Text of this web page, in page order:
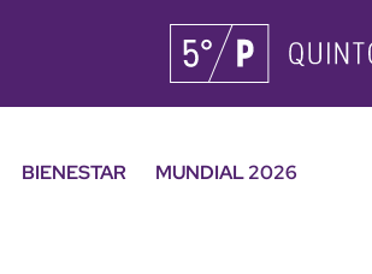
BIENESTAR
MUNDIAL 2026